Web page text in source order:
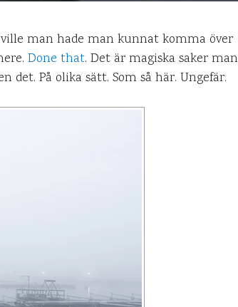
man hade man kunnat komma över
Done that. Det är magiska saker man
På olika sätt. Som så här. Ungefär.